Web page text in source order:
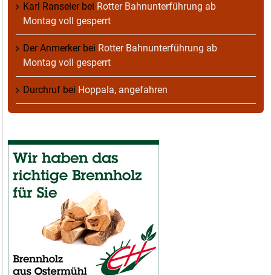
Karl Ranseierbei Rotter Bahnunterführung ab
Montag voll gesperrt
Der Anmerkerbei Rotter Bahnunterführung ab
Montag voll gesperrt
Durchruf bei Hoppala, angefahren